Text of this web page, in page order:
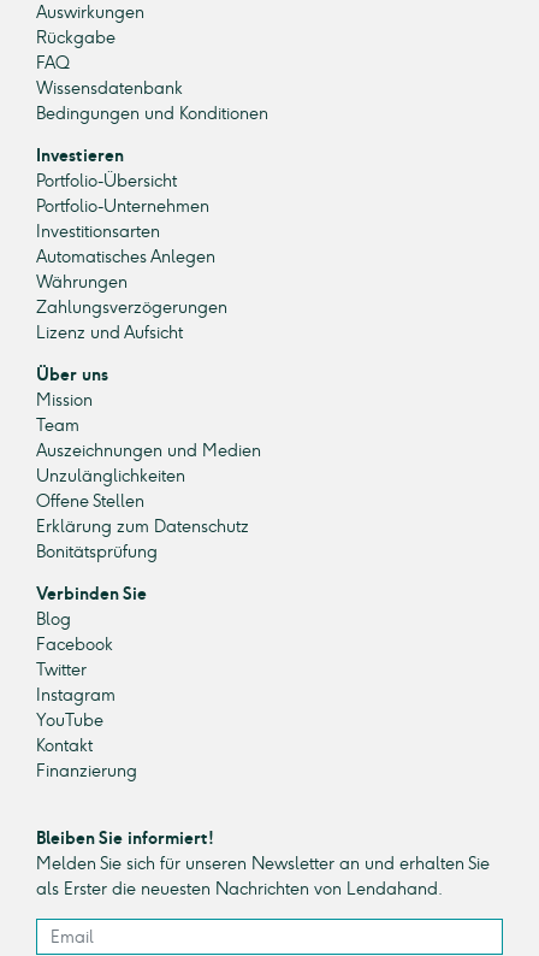
Auswirkungen
Rückgabe
FAQ
Wissensdatenbank
Bedingungen und Konditionen
Investieren
Portfolio-Übersicht
Portfolio-Unternehmen
Investitionsarten
Automatisches Anlegen
Währungen
Zahlungsverzögerungen
Lizenz und Aufsicht
Über uns
Mission
Team
Auszeichnungen und Medien
Unzulänglichkeiten
Offene Stellen
Erklärung zum Datenschutz
Bonitätsprüfung
Verbinden Sie
Blog
Facebook
Twitter
Instagram
YouTube
Kontakt
Finanzierung
Bleiben Sie informiert!
Melden Sie sich für unseren Newsletter an und erhalten Sie
als Erster die neuesten Nachrichten von Lendahand.